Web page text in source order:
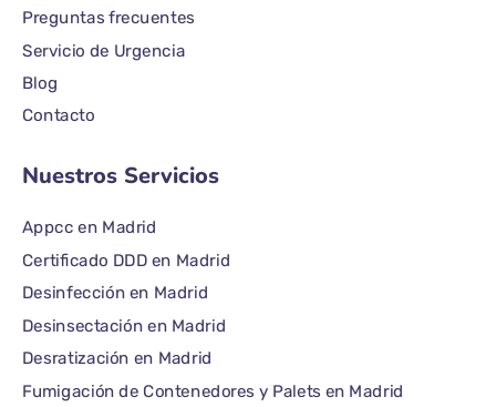
Preguntas frecuentes
Servicio de Urgencia
Blog
Contacto
Nuestros Servicios
Appcc en Madrid
Certificado DDD en Madrid
Desinfección en Madrid
Desinsectación en Madrid
Desratización en Madrid
Fumigación de Contenedores y Palets en Madrid